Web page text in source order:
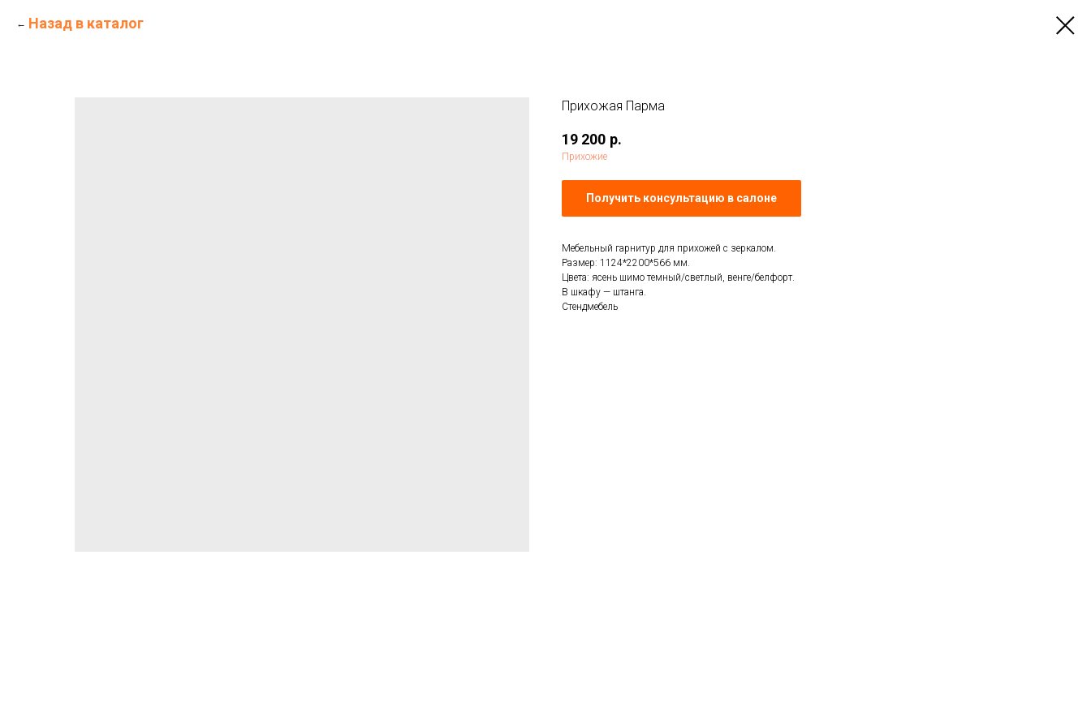
Назад в каталог
Прихожая Парма
19 200 р.
Прихожие
Получить консультацию в салоне
Мебельный гарнитур для прихожей с зеркалом.
Размер: 1124*2200*566 мм.
Цвета: ясень шимо темный/светлый, венге/белфорт.
В шкафу — штанга.
Стендмебель